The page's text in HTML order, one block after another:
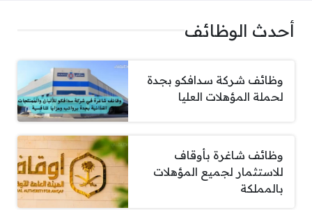
أحدث الوظائف
وظائف شركة سدافكو بجدة
لحملة المؤهلات العليا
وظائف شاغرة بأوقاف
للاستثمار لجميع المؤهلات
بالمملكة